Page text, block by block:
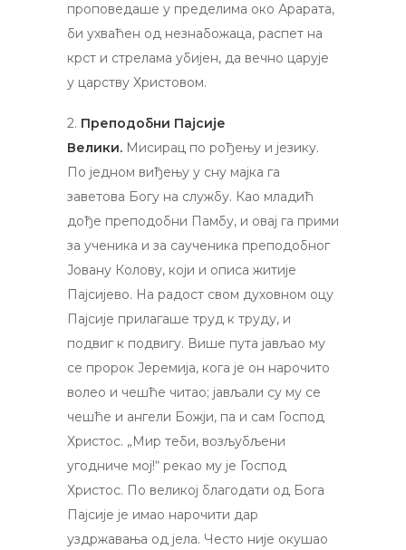
проповедаше у пределима око Арарата,
би ухваћен од незнабожаца, распет на
крст и стрелама убијен, да вечно царује
у царству Христовом.
2. Преподобни Пајсије
Велики. Мисирац по рођењу и језику.
По једном виђењу у сну мајка га
заветова Богу на службу. Као младић
дође преподобни Памбу, и овај га прими
за ученика и за саученика преподобног
Јовану Колову, који и описа житије
Пајсијево. На радост свом духовном оцу
Пајсије прилагаше труд к труду, и
подвиг к подвигу. Више пута јављао му
се пророк Јеремија, кога је он нарочито
волео и чешће читао; јављали су му се
чешће и ангели Божји, па и сам Господ
Христос. „Мир теби, возљубљени
угодниче мој!“ рекао му је Господ
Христос. По великој благодати од Бога
Пајсије је имао нарочити дар
уздржавања од јела. Често није окушао